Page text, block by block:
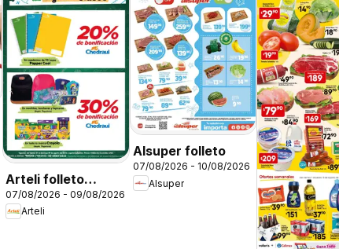
Arteli folleto
Regreso a clases
07/08/2026 - 09/08/2026
Arteli
Alsuper folleto
07/08/2026 - 10/08/2026
Alsuper